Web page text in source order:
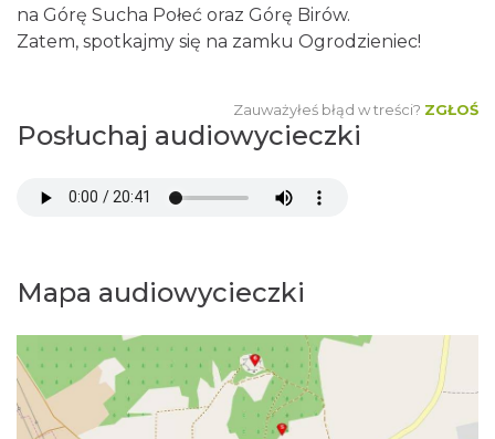
na Górę Sucha Połeć oraz Górę Birów.
Zatem, spotkajmy się na zamku Ogrodzieniec!
Zauważyłeś błąd w treści? ZGŁOŚ
Posłuchaj audiowycieczki
Mapa audiowycieczki